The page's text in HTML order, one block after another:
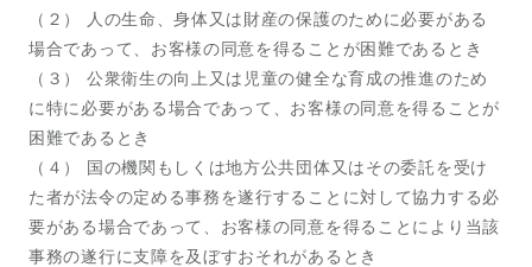
（２） 人の生命、身体又は財産の保護のために必要がある
場合であって、お客様の同意を得ることが困難であるとき
（３） 公衆衛生の向上又は児童の健全な育成の推進のため
に特に必要がある場合であって、お客様の同意を得ることが
困難であるとき
（４） 国の機関もしくは地方公共団体又はその委託を受け
た者が法令の定める事務を遂行することに対して協力する必
要がある場合であって、お客様の同意を得ることにより当該
事務の遂行に支障を及ぼすおそれがあるとき